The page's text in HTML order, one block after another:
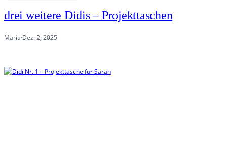
drei weitere Didis – Projekttaschen
Maria·Dez. 2, 2025